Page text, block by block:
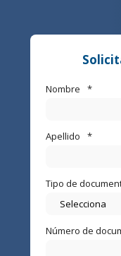
Nombre *
Apellido *
Tipo de
Número de